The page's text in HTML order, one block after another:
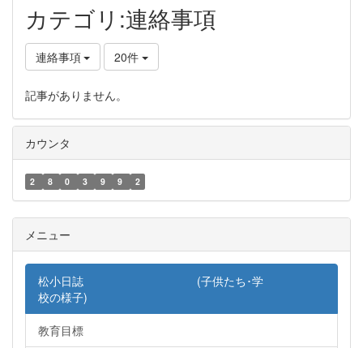
カテゴリ:連絡事項
連絡事項 20件
記事がありません。
カウンタ
2 8 0 3 9 9 2
メニュー
松小日誌 (子供たち･学
校の様子)
教育目標